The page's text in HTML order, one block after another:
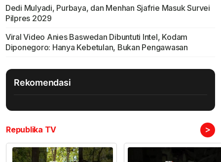
Dedi Mulyadi, Purbaya, dan Menhan Sjafrie Masuk Survei
Pilpres 2029
Viral Video Anies Baswedan Dibuntuti Intel, Kodam
Diponegoro: Hanya Kebetulan, Bukan Pengawasan
Rekomendasi
Republika TV >